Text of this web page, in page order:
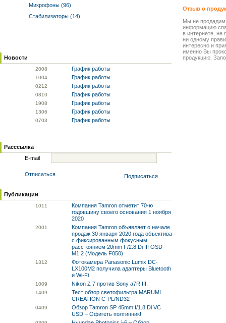
Микрофоны (96)
Стабилизаторы (14)
Новости
2008 График работы
1004 График работы
0212 График работы
0810 График работы
1908 График работы
1306 График работы
0703 График работы
Расссылка
E-mail
Отписаться Подписаться
Публикации
1011
Компания Tamron отметит 70-ю
годовщину своего основания 1 ноября
2020
2001
Компания Tamron объявляет о начале
продаж 30 января 2020 года объектива
с фиксированным фокусным
расстоянием 20mm F/2.8 Di III OSD
M1:2 (Модель F050)
1312
Фотокамера Panasonic Lumix DC-
LX100M2 получила адаптеры Bluetooth
и Wi-Fi
1009 Nikon Z 7 против Sony a7R III.
1409
Тест обзор светофильтра MARUMI
CREATION C-PL/ND32
0409
Обзор Tamron SP 45mm f/1.8 Di VC
USD – Офигеть полтинник!
Отзыв о
Мы не
информацию
в интернете, не
ни одному
интересно и
именно Вы
продукцию.